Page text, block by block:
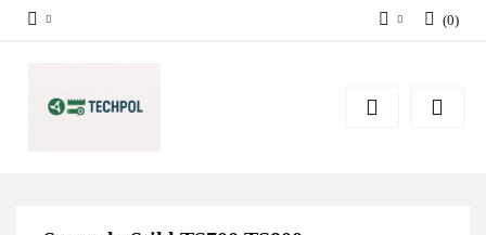
Zarejestruj się
(0)